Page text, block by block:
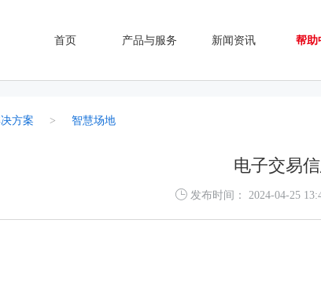
首页 产品与服务 新闻资讯 帮助
方案 > 智慧场地
电子交易
发布时间： 2024-04-25